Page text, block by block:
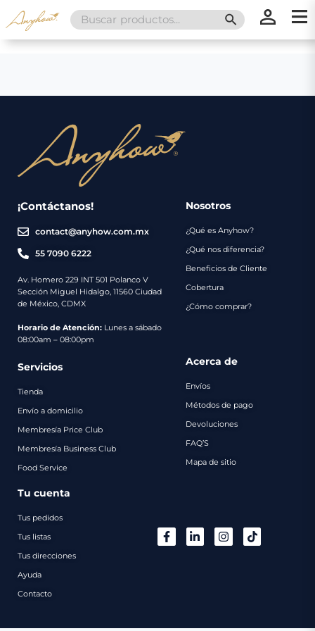
Search
for:
SEARCH
¡Contáctanos!
contact@anyhow.com.mx
55 7090 6222
Av. Homero 229 INT 501 Polanco V
Sección Miguel Hidalgo, 11560 Ciudad
de México, CDMX
Horario de Atención: Lunes a sábado
08:00am – 08:00pm
Nosotros
¿Qué es Anyhow?
¿Qué nos diferencia?
Beneficios de Cliente
Cobertura
¿Cómo comprar?
Servicios
Tienda
Envío a domicilio
Membresía Price Club
Membresía Business Club
Food Service
Acerca de
Envíos
Métodos de pago
Devoluciones
FAQ’S
Mapa de sitio
Tu cuenta
Tus pedidos
Tus listas
Tus direcciones
Ayuda
Contacto
Nosotros
Servicios
Envíos
Métodos
de
Catálogo
Regalos
Contacto